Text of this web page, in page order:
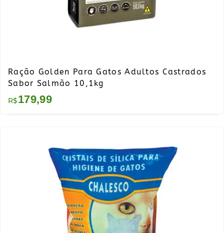
Ração Golden Para Gatos Adultos Castrados
Sabor Salmão 10,1kg
R$179,99